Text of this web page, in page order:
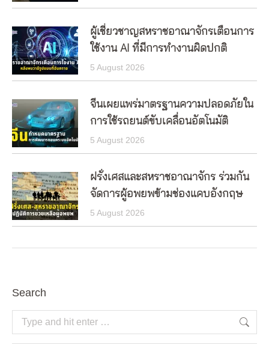
ผู้เชี่ยวชาญสหราชอาณาจักรเตือนการ
ใช้งาน AI ที่มีการทำงานผิดปกติ
5 August 2026
จีนเผยแพร่มาตรฐานความปลอดภัยใน
การใช้รถยนต์ขับเคลื่อนอัตโนมัติ
5 August 2026
ฝรั่งเศสและสหราชอาณาจักร ร่วมกัน
จัดการผู้อพยพข้ามช่องแคบอังกฤษ
5 August 2026
Search
Search: